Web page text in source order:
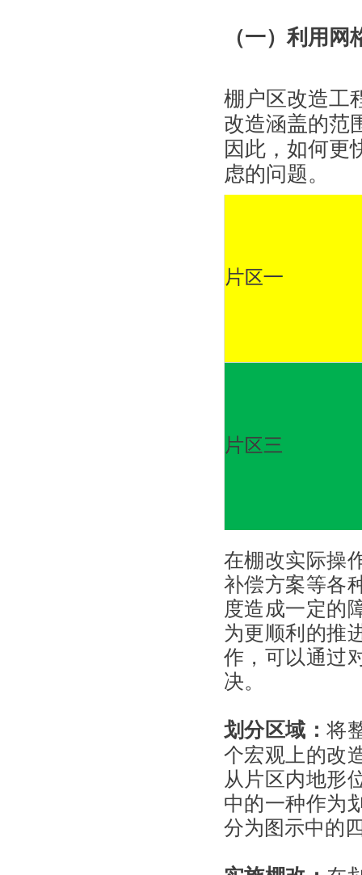
（一）利用
棚户区改造工
改造涵盖的范
因此，如何更
虑的问题。
在棚改实际操
补偿方案等各
度造成一定的
为更顺利的推
作，可以通过
决。
划分区域： 将
个宏观上的改
从片区内地形
中的一种作为
分为图示中的